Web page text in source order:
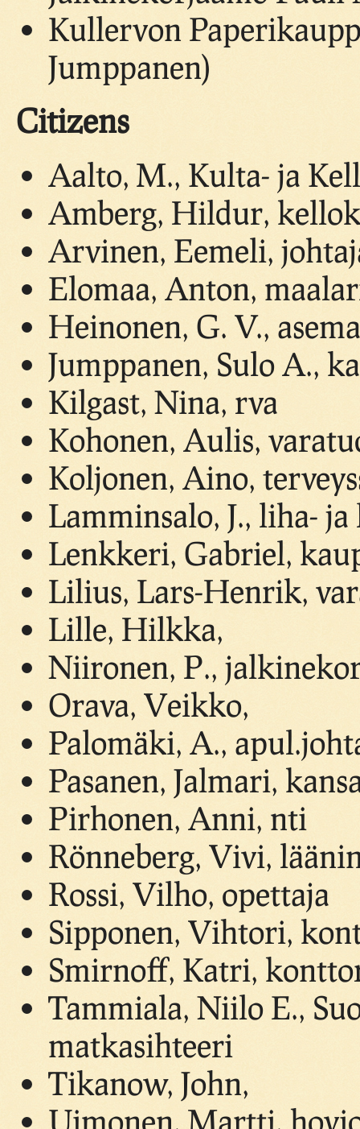
Kullervon
Jumppanen)
Citizens
Aalto, M., Kulta- ja
Amberg, Hildur,
Arvinen, Eemeli,
Elomaa, Anton,
Heinonen, G. V.,
Jumppanen, Sulo A.,
Kilgast, Nina, rva
Kohonen, Aulis,
Koljonen, Aino,
Lamminsalo, J., liha-
Lenkkeri, Gabriel,
Lilius, Lars-Henrik,
Lille, Hilkka,
Niironen, P.,
Orava, Veikko,
Palomäki, A.,
Pasanen, Jalmari,
Pirhonen, Anni, nti
Rönneberg, Vivi,
Rossi, Vilho, opettaja
Sipponen, Vihtori,
Smirnoff, Katri,
Tammiala, Niilo E.,
matkasihteeri
Tikanow, John,
Uimonen, Martti,